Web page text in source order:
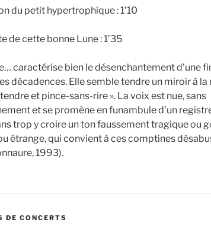
du petit hypertrophique : 1’10
de cette bonne Lune : 1’35
caractérise bien le désenchantement d’une
décadences. Elle semble tendre un miroir à la
et pince-sans-rire ». La voix est nue, sans
et se promène en funambule d’un
trop y croire un ton faussement tragique ou
étrange, qui convient à ces comptines
1993).
DE CONCERTS